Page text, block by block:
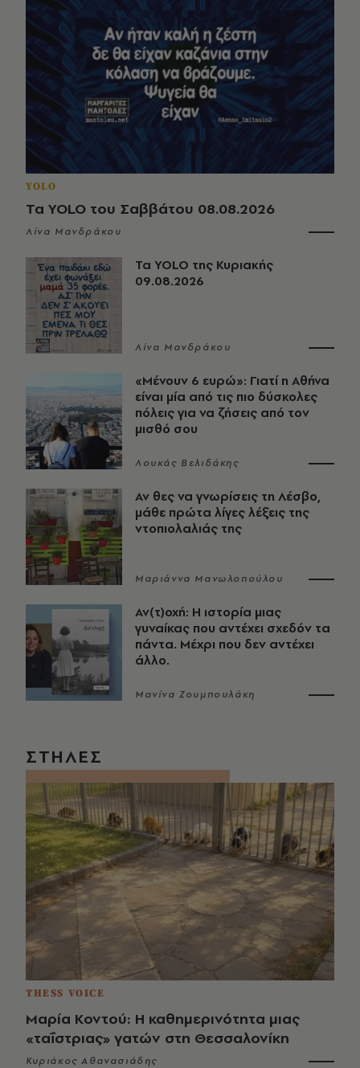
YOLO
Τα YOLO του Σαββάτου 08.08.2026
Λίνα Μανδράκου
Τα YOLO της Κυριακής
09.08.2026
Λίνα Μανδράκου
«Μένουν 6 ευρώ»: Γιατί η Αθήνα
είναι μία από τις πιο δύσκολες
πόλεις για να ζήσεις από τον
μισθό σου
Λουκάς Βελιδάκης
Αν θες να γνωρίσεις τη Λέσβο,
μάθε πρώτα λίγες λέξεις της
ντοπιολαλιάς της
Μαριάννα Μανωλοπούλου
Αν(τ)οχή: Η ιστορία μιας
γυναίκας που αντέχει σχεδόν τα
πάντα. Μέχρι που δεν αντέχει
άλλο.
Μανίνα Ζουμπουλάκη
ΣΤΗΛΕΣ
THESS VOICE
Μαρία Κοντού: Η καθημερινότητα μιας
«ταΐστριας» γατών στη Θεσσαλονίκη
Κυριάκος Αθανασιάδης